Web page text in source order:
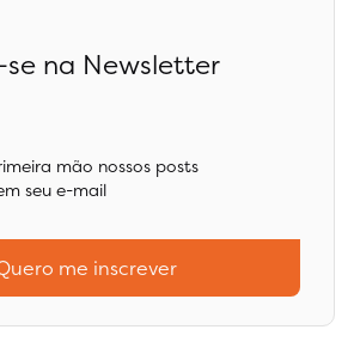
se na Newsletter
mão nossos posts
seu e-mail
me inscrever